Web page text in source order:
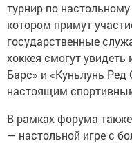
турнир по
котором примут
государственные
хоккея смогут
Барс» и «Куньлунь
настоящим
В рамках форума
— настольной игре с